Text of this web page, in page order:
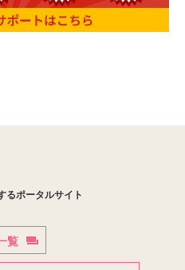
るポータルサイト
覧